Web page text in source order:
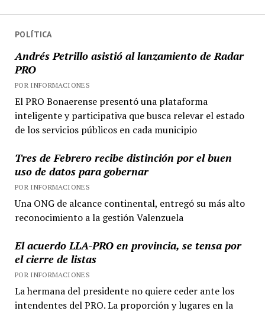
POLÍTICA
Andrés Petrillo asistió al lanzamiento de Radar
PRO
POR INFORMACIONES
El PRO Bonaerense presentó una plataforma
inteligente y participativa que busca relevar el estado
de los servicios públicos en cada municipio
Tres de Febrero recibe distinción por el buen
uso de datos para gobernar
POR INFORMACIONES
Una ONG de alcance continental, entregó su más alto
reconocimiento a la gestión Valenzuela
El acuerdo LLA-PRO en provincia, se tensa por
el cierre de listas
POR INFORMACIONES
La hermana del presidente no quiere ceder ante los
intendentes del PRO. La proporción y lugares en la